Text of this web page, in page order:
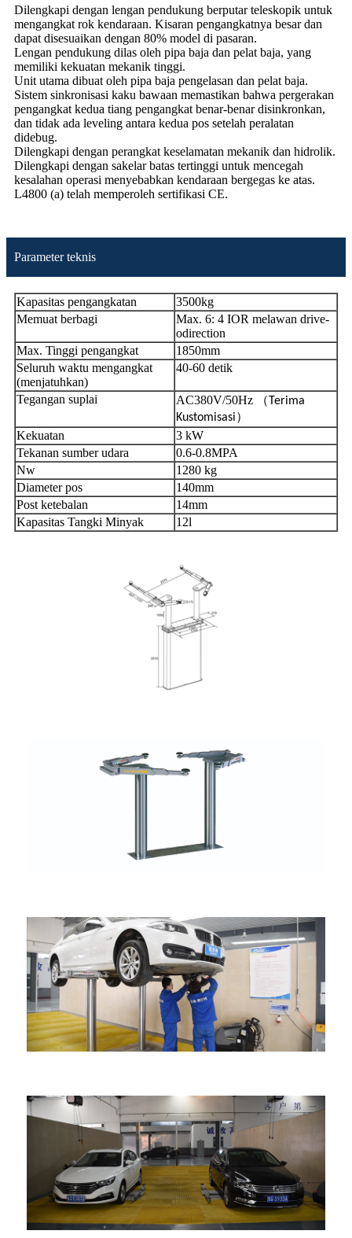
Dilengkapi dengan lengan pendukung berputar teleskopik untuk
mengangkat rok kendaraan. Kisaran pengangkatnya besar dan
dapat disesuaikan dengan 80% model di pasaran.
Lengan pendukung dilas oleh pipa baja dan pelat baja, yang
memiliki kekuatan mekanik tinggi.
Unit utama dibuat oleh pipa baja pengelasan dan pelat baja.
Sistem sinkronisasi kaku bawaan memastikan bahwa pergerakan
pengangkat kedua tiang pengangkat benar-benar disinkronkan,
dan tidak ada leveling antara kedua pos setelah peralatan
didebug.
Dilengkapi dengan perangkat keselamatan mekanik dan hidrolik.
Dilengkapi dengan sakelar batas tertinggi untuk mencegah
kesalahan operasi menyebabkan kendaraan bergegas ke atas.
L4800 (a) telah memperoleh sertifikasi CE.
Parameter teknis
Kapasitas pengangkatan
3500kg
Memuat berbagi
Max. 6: 4 IOR melawan drive-
odirection
Max. Tinggi pengangkat
1850mm
Seluruh waktu mengangkat
(menjatuhkan)
40-60 detik
Tegangan suplai AC380V/50Hz （Terima
Kustomisasi）
Kekuatan
3 kW
Tekanan sumber udara
0.6-0.8MPA
Nw
1280 kg
Diameter pos
140mm
Post ketebalan
14mm
Kapasitas Tangki Minyak
12l